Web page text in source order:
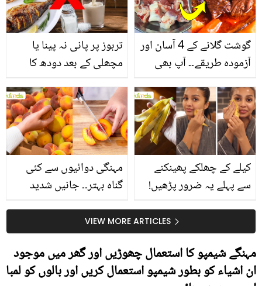
تربوز پر پانی نہ پینا یا
مچھلی کے بعد دودھ کا
سے متعلق غلط فہمیوں کی
حقیقت کیا ہے اور افواہ
کیا؟
گوشت گلانے کے 4 آسان اور
آزمودہ طریقے۔۔ آپ بھی
بتائے راز
مہنگی دوائیوں سے کئی
گناہ بہتر۔۔ جانیں شدید
کیوں کھانا چاہیے؟
کیلے کے چھلکے پھینکنے
سے پہلے یہ ضرور پڑھیں!
سستا اور قدرتی حلVIEW MORE ARTICLES
مہنگے شیمپو کا استعمال چھوڑیں اور گھر میں موجود
ان اشیاﺀ کو بطور شیمپو استعمال کریں اور بالوں کو لمبا